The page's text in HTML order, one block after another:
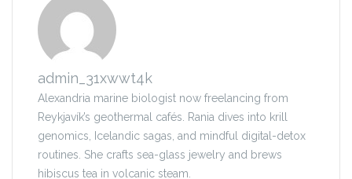
admin_31xwwt4k
Alexandria marine biologist now freelancing from
Reykjavík’s geothermal cafés. Rania dives into krill
genomics, Icelandic sagas, and mindful digital-detox
routines. She crafts sea-glass jewelry and brews
hibiscus tea in volcanic steam.